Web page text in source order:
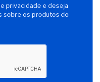
privacidade e deseja
sobre os produtos do